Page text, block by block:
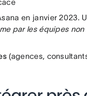
en janvier 2023.
par les équipes
(agences,